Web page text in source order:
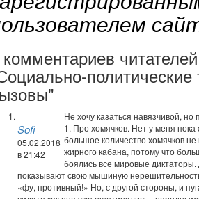
Sofi
05.02.2018
в 21:42
Не хочу казаться навязчивой, но
1. Про хомячков. Нет у меня
большое количество хомячков не
жирного кабана, потому что
боялись все мировые диктаторы.
показывают свою мышиную
«фу, противный!» Но, с другой стороны, и